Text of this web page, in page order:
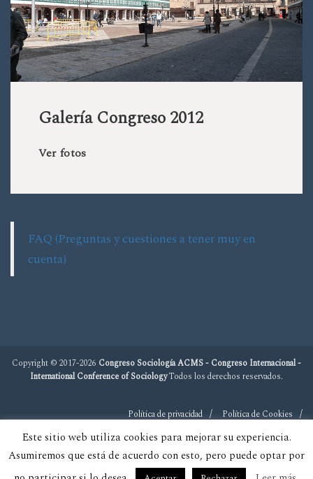
Galería Congreso 2012
Ver fotos
FAQ (Preguntas y cuestiones a tener muy en
cuenta)
Copyright © 2017-2026 Congreso Sociología ACMS - Congreso Internacional -
International Conference of SociologyTodos los derechos reservados.
Política de privacidad Política de Cookies
Este sitio web utiliza cookies para mejorar su experiencia.
Asumiremos que está de acuerdo con esto, pero puede optar por